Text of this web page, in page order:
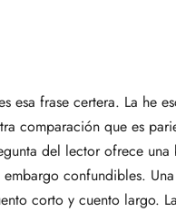
esa frase certera. La he
comparación que es
del lector ofrece
confundibles.
corto y cuento largo.